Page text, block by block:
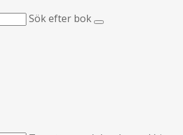
Sök efter bok